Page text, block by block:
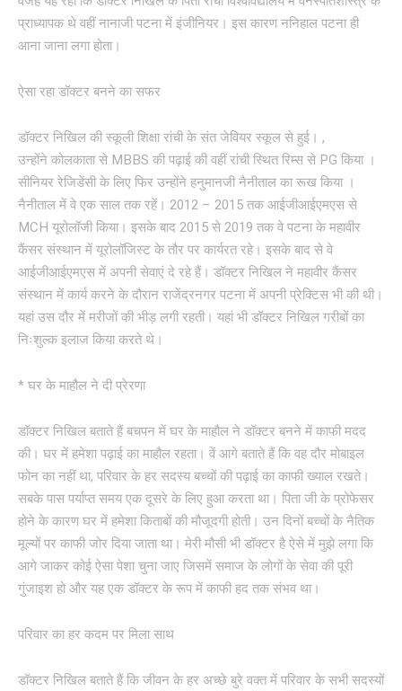
प्राध्यापक थे वहीं नानाजी पटना में इंजीनियर। इस कारण ननिहाल पटना ही
आना जाना लगा होता।
ऐसा रहा डॉक्टर बनने का सफर
डॉक्टर निखिल की स्कूली शिक्षा रांची के संत जेवियर स्कूल से हुई। ,
उन्होंने कोलकाता से MBBS की पढ़ाई की वहीं रांची स्थित रिम्स से PG किया ।
सीनियर रेजिडेंसी के लिए फिर उन्होंने हनुमानजी नैनीताल का रूख किया ।
नैनीताल में वे एक साल तक रहें। 2012 – 2015 तक आईजीआईएमएस से
MCH यूरोलॉजी किया। इसके बाद 2015 से 2019 तक वे पटना के महावीर
कैंसर संस्थान में यूरोलॉजिस्ट के तौर पर कार्यरत रहे। इसके बाद से वे
आईजीआईएमएस में अपनी सेवाएं दे रहे हैं। डॉक्टर निखिल ने महावीर कैंसर
संस्थान में कार्य करने के दौरान राजेंद्रनगर पटना में अपनी प्रेक्टिस भी की थी।
यहां उस दौर में मरीजों की भीड़ लगी रहती। यहां भी डॉक्टर निखिल गरीबों का
निःशुल्क इलाज किया करते थे।
* घर के माहौल ने दी प्रेरणा
डॉक्टर निखिल बताते हैं बचपन में घर के माहौल ने डॉक्टर बनने में काफी मदद
की। घर में हमेशा पढ़ाई का माहौल रहता। वें आगे बताते हैं कि वह दौर मोबाइल
फोन का नहीं था, परिवार के हर सदस्य बच्चों की पढ़ाई का काफी ख्याल रखते।
सबके पास पर्याप्त समय एक दूसरे के लिए हुआ करता था। पिता जी के प्रोफेसर
होने के कारण घर में हमेशा किताबों की मौजूदगी होती। उन दिनों बच्चों के नैतिक
मूल्यों पर काफी जोर दिया जाता था। मेरी मौसी भी डॉक्टर है ऐसे में मुझे लगा कि
आगे जाकर कोई ऐसा पेशा चुना जाए जिसमें समाज के लोगों के सेवा की पूरी
गुंजाइश हो और यह एक डॉक्टर के रूप में काफी हद तक संभव था।
परिवार का हर कदम पर मिला साथ
डॉक्टर निखिल बताते हैं कि जीवन के हर अच्छे बुरे वक्त में परिवार के सभी सदस्यों